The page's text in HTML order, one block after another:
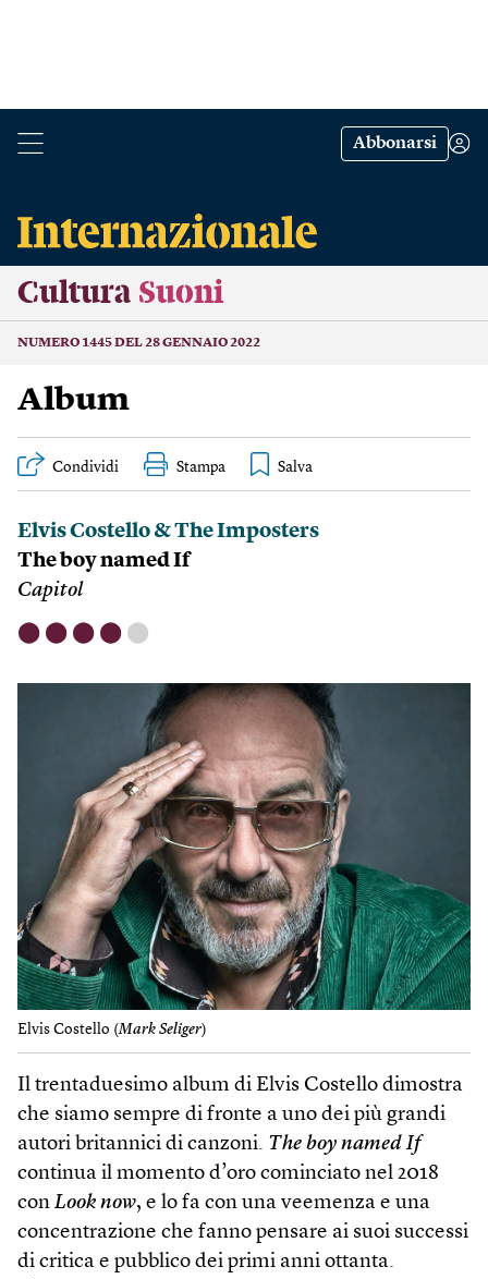
Abbonarsi
Cultura Suoni
NUMERO 1445 DEL 28 GENNAIO 2022
Album
Condividi Stampa
Elvis Costello & The Imposters
The boy named If
Capitol
⬤ ⬤ ⬤ ⬤ ⬤
Elvis Costello (Mark Seliger)
Il trentaduesimo album di Elvis Costello dimostra
che siamo sempre di fronte a uno dei più grandi
autori britannici di canzoni. The boy named If
continua il momento d’oro cominciato nel 2018
con Look now, e lo fa con una veemenza e una
concentrazione che fanno pensare ai suoi successi
di critica e pubblico dei primi anni ottanta.